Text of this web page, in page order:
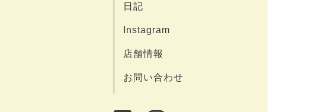
日記
Instagram
店舗情報
お問い合わせ